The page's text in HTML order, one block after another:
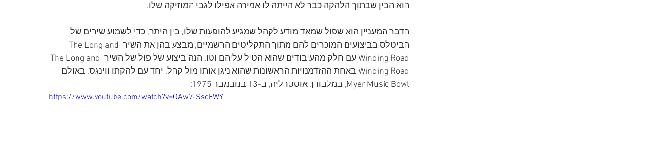
הוא הבין שבתוך הלהקה כבר לא הייתה לו אמירה אפילו לגבי המוזיקה שלו.
הדבר המעניין הוא שפול שמאד מודע לקהל שמגיע להופעות שלו, בין היתר, כדי לשמוע שירים של
הביטלס בביצועים המוכרים להם מתוך התקליטים הרשמיים, מבצע בהן את השיר The Long and
Winding Road עם חלק מהעיבודים שהוא הטיל עליהם וטו. הנה ביצוע של פול של השיר The Long and
Winding Road באחת ההזדמנויות הראשונות שהוא ניגן אותו מול קהל, יחד עם להקתו ווינגס, באולם
Myer Music Bowl, במלבורן, אוסטרליה, ב-13 בנובמבר 1975:
https://www.youtube.com/watch?v=OAw7-SscEWY